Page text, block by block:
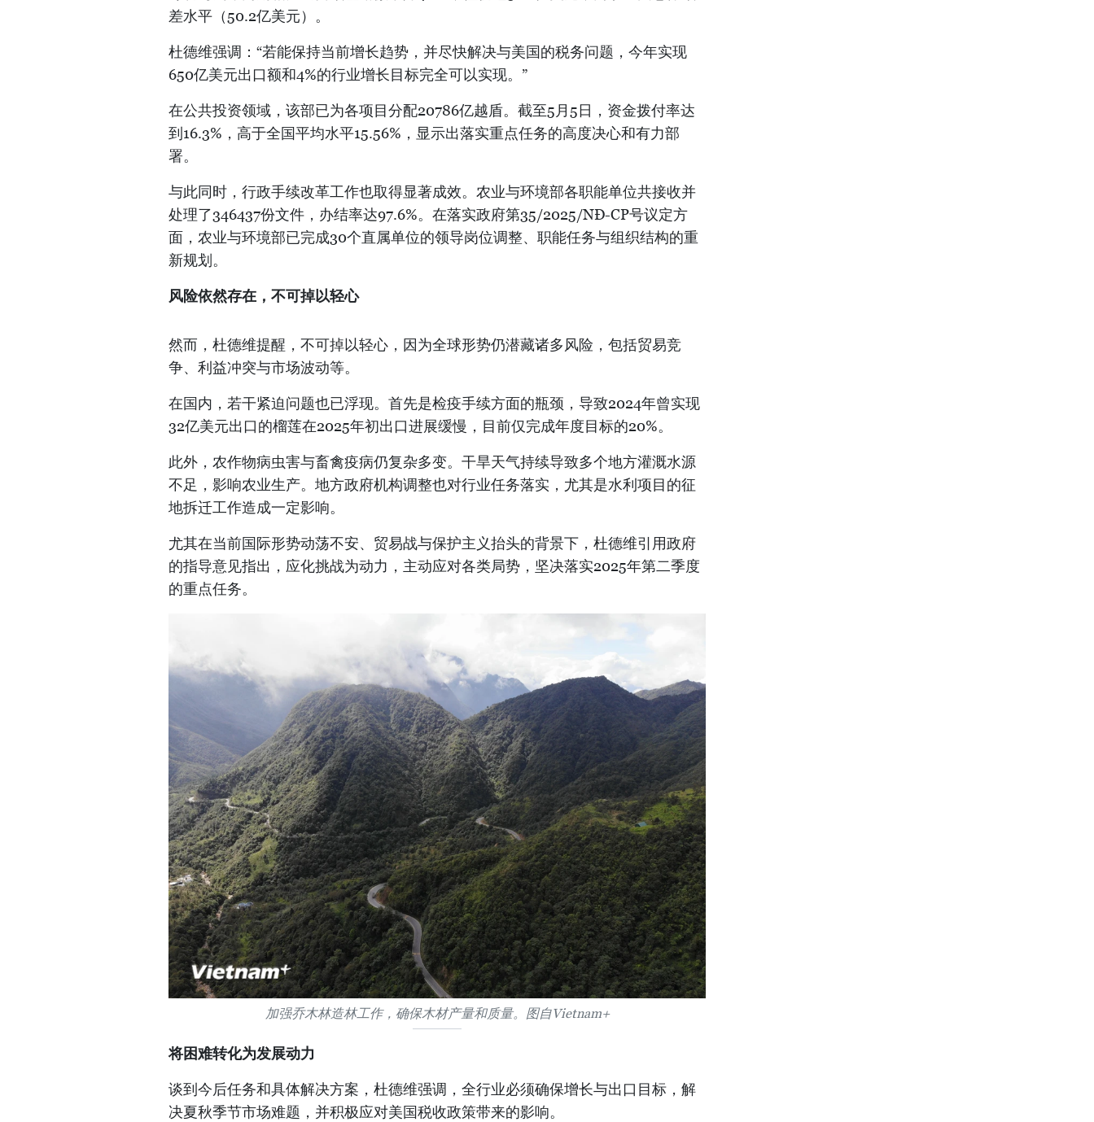
差水平（50.2亿美元）。
杜德维强调：“若能保持当前增长趋势，并尽快解决与美国的税务问题，今年实现
650亿美元出口额和4%的行业增长目标完全可以实现。”
在公共投资领域，该部已为各项目分配20786亿越盾。截至5月5日，资金拨付率达
到16.3%，高于全国平均水平15.56%，显示出落实重点任务的高度决心和有力部
署。
与此同时，行政手续改革工作也取得显著成效。农业与环境部各职能单位共接收并
处理了346437份文件，办结率达97.6%。在落实政府第35/2025/NĐ-CP号议定方
面，农业与环境部已完成30个直属单位的领导岗位调整、职能任务与组织结构的重
新规划。
风险依然存在，不可掉以轻心
然而，杜德维提醒，不可掉以轻心，因为全球形势仍潜藏诸多风险，包括贸易竞
争、利益冲突与市场波动等。
在国内，若干紧迫问题也已浮现。首先是检疫手续方面的瓶颈，导致2024年曾实现
32亿美元出口的榴莲在2025年初出口进展缓慢，目前仅完成年度目标的20%。
此外，农作物病虫害与畜禽疫病仍复杂多变。干旱天气持续导致多个地方灌溉水源
不足，影响农业生产。地方政府机构调整也对行业任务落实，尤其是水利项目的征
地拆迁工作造成一定影响。
尤其在当前国际形势动荡不安、贸易战与保护主义抬头的背景下，杜德维引用政府
的指导意见指出，应化挑战为动力，主动应对各类局势，坚决落实2025年第二季度
的重点任务。
加强乔木林造林工作，确保木材产量和质量。图自Vietnam+
将困难转化为发展动力
谈到今后任务和具体解决方案，杜德维强调，全行业必须确保增长与出口目标，解
决夏秋季节市场难题，并积极应对美国税收政策带来的影响。